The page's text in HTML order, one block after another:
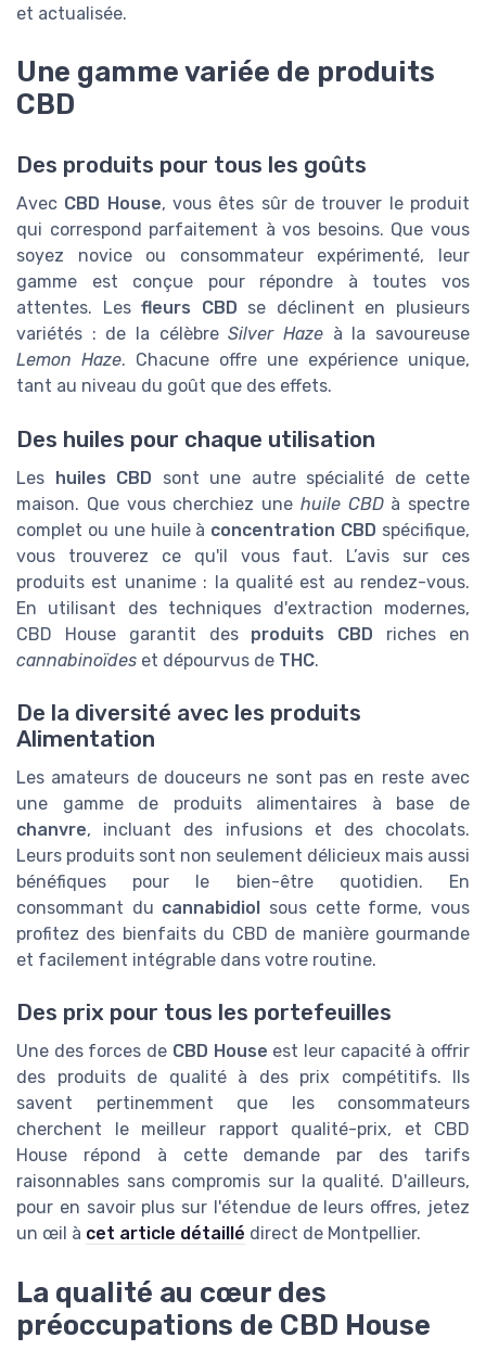
et actualisée.
Une gamme variée de produits
CBD
Des produits pour tous les goûts
Avec CBD House, vous êtes sûr de trouver le produit
qui correspond parfaitement à vos besoins. Que vous
soyez novice ou consommateur expérimenté, leur
gamme est conçue pour répondre à toutes vos
attentes. Lesfleurs CBD se déclinent en plusieurs
variétés : de la célèbreSilver Haze à la savoureuse
Lemon Haze. Chacune offre une expérience unique,
tant au niveau du goût que des effets.
Des huiles pour chaque utilisation
Les huiles CBD sont une autre spécialité de cette
maison. Que vous cherchiez une huile CBDà spectre
complet ou une huile à concentration CBD spécifique,
vous trouverez ce qu'il vous faut. L’avis sur ces
produits est unanime : la qualité est au rendez-vous.
En utilisant des techniques d'extraction modernes,
CBD House garantit des produits CBD riches en
cannabinoïdes et dépourvus de THC.
De la diversité avec les produits
Alimentation
Les amateurs de douceurs ne sont pas en reste avec
une gamme de produits alimentaires à base de
chanvre, incluant des infusions et des chocolats.
Leurs produits sont non seulement délicieux mais aussi
bénéfiques pour le bien-être quotidien. En
consommant du cannabidiol sous cette forme, vous
profitez des bienfaits du CBD de manière gourmande
et facilement intégrable dans votre routine.
Des prix pour tous les portefeuilles
Une des forces de CBD House est leur capacité à offrir
des produits de qualité à des prix compétitifs. Ils
savent pertinemment que les consommateurs
cherchent le meilleur rapport qualité-prix, et CBD
House répond à cette demande par des tarifs
raisonnables sans compromis sur la qualité. D'ailleurs,
pour en savoir plus sur l'étendue de leurs offres, jetez
un œil à cet article détaillé direct de Montpellier.
La qualité au cœur des
préoccupations de CBD House